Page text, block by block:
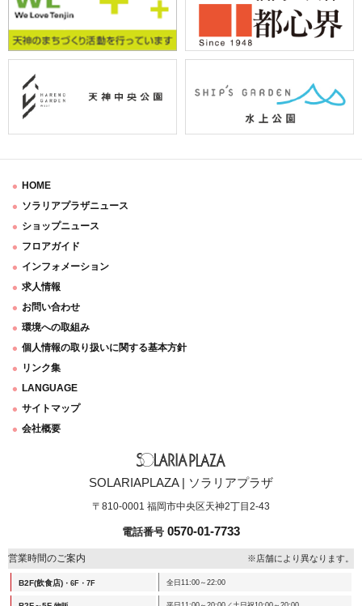
HOME
ソラリアプラザニュース
ショップニュース
フロアガイド
インフォメーション
求人情報
お問い合わせ
環境への取組み
個人情報の取り扱いに関する基本方針
リンク集
LANGUAGE
サイトマップ
会社概要
SOLARIAPLAZA | ソラリアプラザ
〒810-0001 福岡市中央区天神2丁目2-43
電話番号 0570-01-7733
※店舗により異なります。
営業時間のご案内
B2F(飲食店) ・6F・7F 全日11:00～22:00